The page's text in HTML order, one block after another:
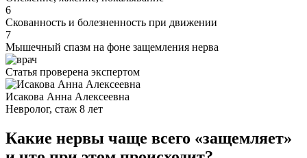
6
Скованность и болезненность при движении
7
Мышечный спазм на фоне защемления нерва
Статья проверена экспертом
Исакова Анна Алексеевна
Невролог, стаж 8 лет
Какие нервы чаще всего «защемляет»